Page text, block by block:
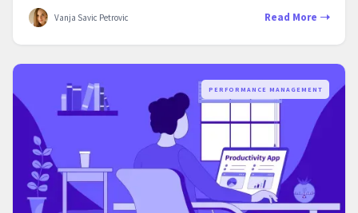
Vanja Savic Petrovic Read More
PERFORMANCE MANAGEMENT